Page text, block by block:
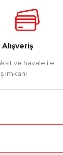
ve havale ile
imkanı